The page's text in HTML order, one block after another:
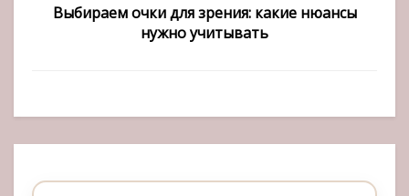
Выбираем очки для зрения: какие нюансы
нужно учитывать